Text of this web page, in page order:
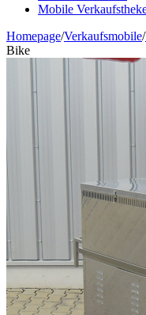
Mobile
Homepage/Verkaufsmobile/
Bike